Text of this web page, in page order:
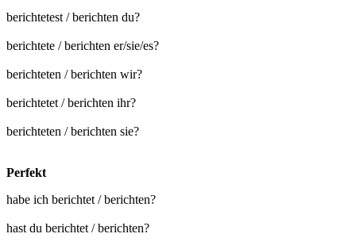
berichtetest / berichten du?
berichtete / berichten er/sie/es?
berichteten / berichten wir?
berichtetet / berichten ihr?
berichteten / berichten sie?
Perfekt
habe ich berichtet / berichten?
hast du berichtet / berichten?